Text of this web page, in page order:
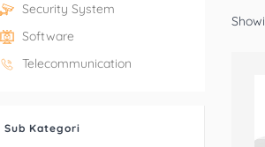
Security System
Software
Telecommunication
Sub Kategori